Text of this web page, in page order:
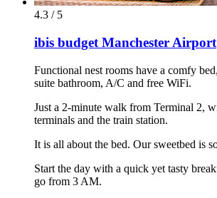
4.3 / 5
ibis budget Manchester Airport
Functional nest rooms have a comfy
suite bathroom, A/C and free WiFi.
Just a 2-minute walk from Terminal 2,
terminals and the train station.
It is all about the bed. Our sweetbed is
Start the day with a quick yet tasty
go from 3 AM.